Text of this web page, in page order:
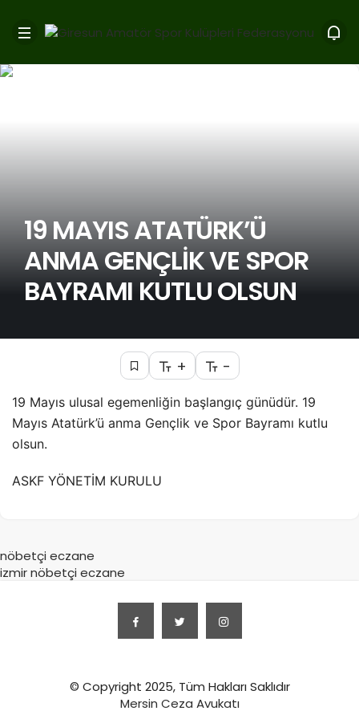
19 MAYIS ATATÜRK’Ü
ANMA GENÇLİK VE SPOR
BAYRAMI KUTLU OLSUN
+ -
19 Mayıs ulusal egemenliğin başlangıç günüdür. 19
Mayıs Atatürk’ü anma Gençlik ve Spor Bayramı kutlu
olsun.
ASKF YÖNETİM KURULU
nöbetçi eczane
izmir nöbetçi eczane
© Copyright 2025, Tüm Hakları Saklıdır
Mersin Ceza Avukatı